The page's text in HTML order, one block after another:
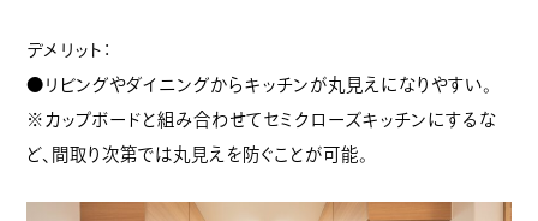
デメリット：
●リビングやダイニングからキッチンが丸見えになりやすい。
※カップボードと組み合わせてセミクローズキッチンにするな
ど、間取り次第では丸見えを防ぐことが可能。